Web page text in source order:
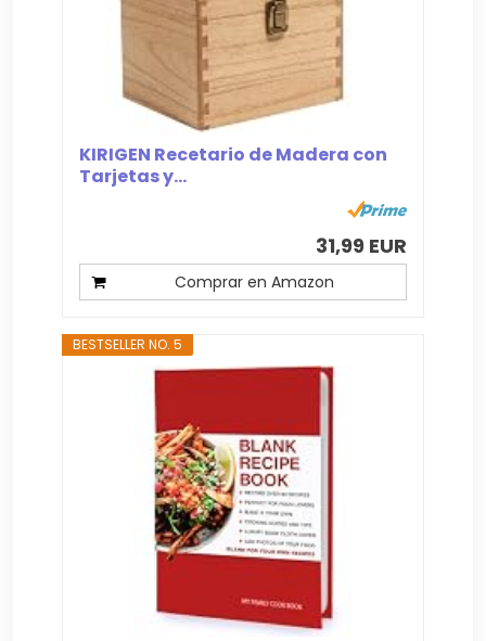
KIRIGEN Recetario de Madera con
Tarjetas y...
31,99 EUR
Comprar en Amazon
BESTSELLER NO. 5